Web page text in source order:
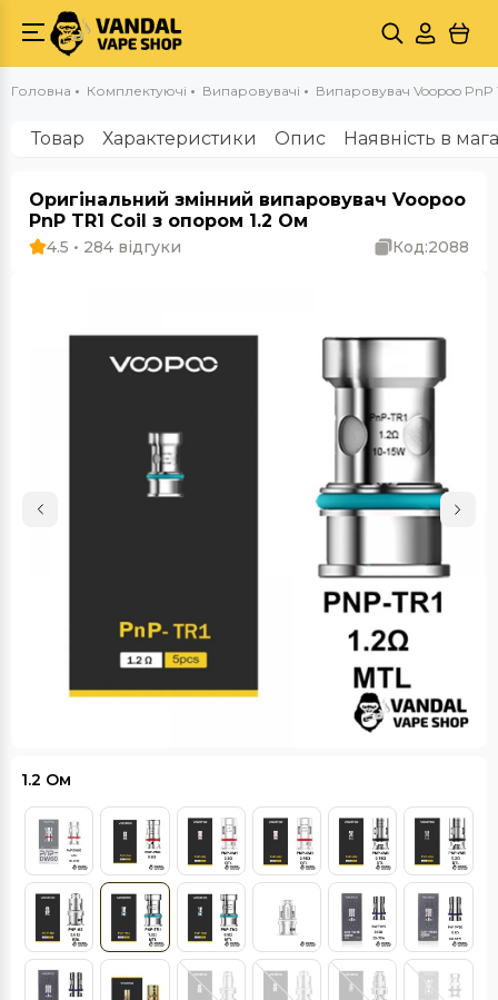
Головна Комплектуючі Випаровувачі Випаровувач Voopoo PnP
Товар Характеристики Опис Наявність в
Оригінальний змінний випаровувач Voopoo
PnP TR1 Coil з опором 1.2 Ом
4.5 • 284 відгуки Код:2088
1.2 Ом